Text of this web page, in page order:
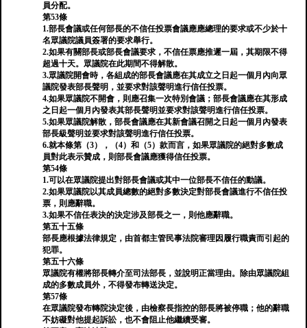
員分配。
第53條
1.部長會議或任何部長的不信任投票會議應應總理的要求或不少於十
名眾議院議員簽署的要求舉行。
2.如果有關部長或部長會議要求，不信任票應推遲一屆，其期限不得
超過十天。眾議院在此期間不得解散。
3.眾議院開會時，各組成的部長會議應在其成立之日起一個月內向眾
議院發表部長聲明，並要求對該聲明進行信任投票。
4.如果眾議院不開會，則應召集一次特別會議；部長會議應在其形成
之日起一個月內發表其部長聲明並要求對該聲明進行信任投票。
5.如果眾議院解散，部長會議應在其新會議召開之日起一個月內發表
部長級聲明並要求對該聲明進行信任投票。
6.就本條第（3），（4）和（5）款而言，如果眾議院的絕對多數成
員對此表示贊成，則部長會議應獲得信任投票。
第54條
1.可以在眾議院提出對部長會議或其中一位部長不信任的動議。
2.如果眾議院以其成員總數的絕對多數決定對部長會議進行不信任投
票，則應辭職。
3.如果不信任表決的決定涉及部長之一，則他應辭職。
第五十五條
部長應根據法律規定，由首都主管民事法院審理因履行職責而引起的
犯罪。
第五十六條
眾議院有權將部長轉介至司法部長，並說明正當理由。除由眾議院組
成的多數成員外，不得發布轉送決定。
第57條
在眾議院發布轉院決定後，由檢察長指控的部長將被停職；他的辭職
不妨礙對他提起訴訟，也不會阻止他繼續受審。